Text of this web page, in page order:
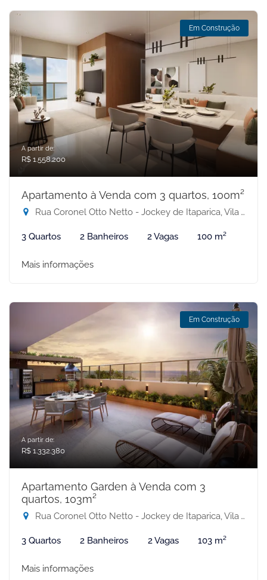
Em Construção
A partir de:
R$ 1.558.200
Apartamento à Venda com 3 quartos, 100m²
Rua Coronel Otto Netto - Jockey de Itaparica, Vila Velha-ES
3 Quartos 2 Banheiros 2 Vagas 100 m²
Mais informações
Em Construção
A partir de:
R$ 1.332.380
Apartamento Garden à Venda com 3
quartos, 103m²
Rua Coronel Otto Netto - Jockey de Itaparica, Vila Velha-ES
3 Quartos 2 Banheiros 2 Vagas 103 m²
Mais informações